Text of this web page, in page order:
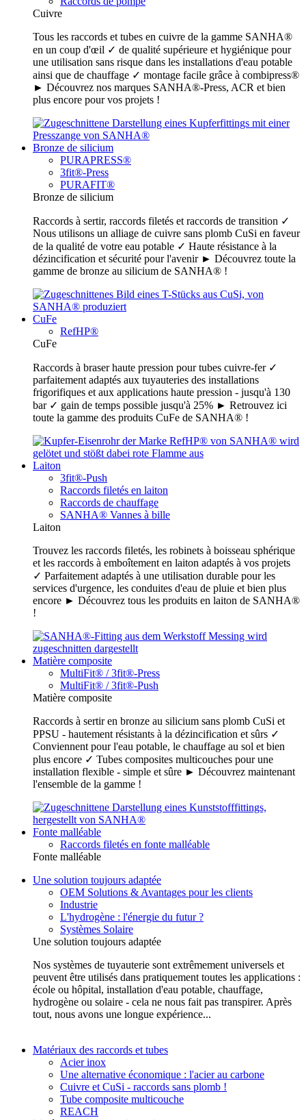
Cuivre
Tous les raccords et tubes en cuivre de la gamme SANHA®
en un coup d'œil ✓ de qualité supérieure et hygiénique pour
une utilisation sans risque dans les installations d'eau potable
ainsi que de chauffage ✓ montage facile grâce à combipress®
► Découvrez nos marques SANHA®-Press, ACR et bien
plus encore pour vos projets !
Bronze de silicium
PURAPRESS®
3fit®-Press
PURAFIT®
Bronze de silicium
Raccords à sertir, raccords filetés et raccords de transition ✓
Nous utilisons un alliage de cuivre sans plomb CuSi en faveur
de la qualité de votre eau potable ✓ Haute résistance à la
dézincification et sécurité pour l'avenir ► Découvrez toute la
gamme de bronze au silicium de SANHA® !
CuFe
RefHP®
CuFe
Raccords à braser haute pression pour tubes cuivre-fer ✓
parfaitement adaptés aux tuyauteries des installations
frigorifiques et aux applications haute pression - jusqu'à 130
bar ✓ gain de temps possible jusqu'à 25% ► Retrouvez ici
toute la gamme des produits CuFe de SANHA® !
Laiton
3fit®-Push
Raccords filetés en laiton
Raccords de chauffage
SANHA® Vannes à bille
Laiton
Trouvez les raccords filetés, les robinets à boisseau sphérique
et les raccords à emboîtement en laiton adaptés à vos projets
✓ Parfaitement adaptés à une utilisation durable pour les
services d'urgence, les conduites d'eau de pluie et bien plus
encore ► Découvrez tous les produits en laiton de SANHA®
!
Matière composite
MultiFit® / 3fit®-Press
MultiFit® / 3fit®-Push
Matière composite
Raccords à sertir en bronze au silicium sans plomb CuSi et
PPSU - hautement résistants à la dézincification et sûrs ✓
Conviennent pour l'eau potable, le chauffage au sol et bien
plus encore ✓ Tubes composites multicouches pour une
installation flexible - simple et sûre ► Découvrez maintenant
l'ensemble de la gamme !
Fonte malléable
Raccords filetés en fonte malléable
Fonte malléable
Une solution toujours adaptée
OEM Solutions & Avantages pour les clients
Industrie
L'hydrogène : l'énergie du futur ?
Systèmes Solaire
Une solution toujours adaptée
Nos systèmes de tuyauterie sont extrêmement universels et
peuvent être utilisés dans pratiquement toutes les applications :
école ou hôpital, installation d'eau potable, chauffage,
hydrogène ou solaire - cela ne nous fait pas transpirer. Après
tout, nous avons une longue expérience...
Matériaux des raccords et tubes
Acier inox
Une alternative économique : l'acier au carbone
Cuivre et CuSi - raccords sans plomb !
Tube composite multicouche
REACH